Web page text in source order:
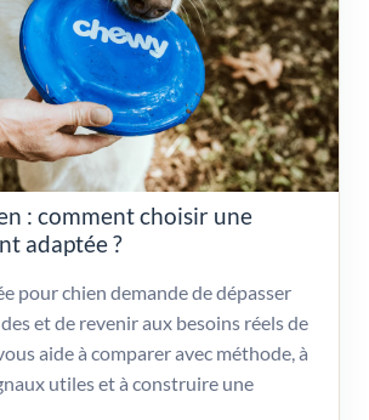
: comment choisir une
adaptée ?
pour chien demande de dépasser
et de revenir aux besoins réels de
aide à comparer avec méthode, à
utiles et à construire une